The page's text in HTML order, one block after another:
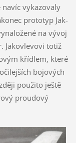
navíc vykazovaly
prototyp Jak-
na vývoj
Jakovlevovi totiž
křídlem, které
bojových
použito ještě
proudový